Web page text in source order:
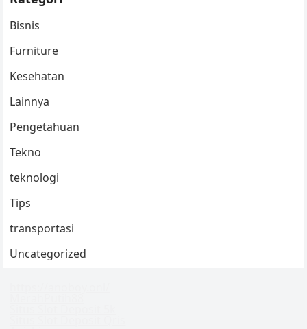
Bisnis
Furniture
Kesehatan
Lainnya
Pengetahuan
Tekno
teknologi
Tips
transportasi
Uncategorized